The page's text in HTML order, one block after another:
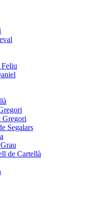
Feliu
Gregori
Segalars
de Cartellà